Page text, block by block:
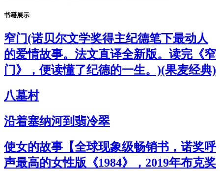
书籍展示
窄门(诺贝尔文学奖得主纪德笔下最动人
的爱情故事。法文直译全新版。读完《窄
门》，便读懂了纪德的一生。)(果麦经典)
八墓村
沿着塞纳河到翡冷翠
使女的故事【全球现象级畅销书，诺奖呼
声最高的女性版《1984》，2019年布克奖